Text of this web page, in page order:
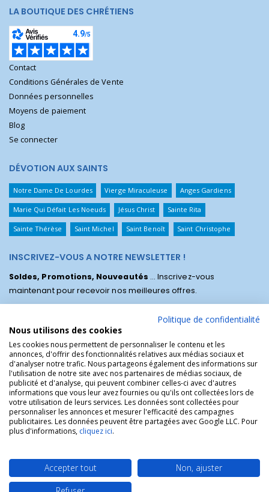
LA BOUTIQUE DES CHRÉTIENS
Contact
Conditions Générales de Vente
Données personnelles
Moyens de paiement
Blog
Se connecter
DÉVOTION AUX SAINTS
Notre Dame De Lourdes Vierge Miraculeuse Anges Gardiens
Marie Qui Défait Les Noeuds Jésus Christ Sainte Rita
Sainte Thérèse Saint Michel Saint Benoît Saint Christophe
INSCRIVEZ-VOUS A NOTRE NEWSLETTER !
Soldes, Promotions, Nouveautés ... Inscrivez-vous
maintenant pour recevoir nos meilleures offres.
La Boutique des Chrétiens © | La boutique religieuse chrétienne de
référence !.
Politique de confidentialité
Nous utilisons des cookies
Les cookies nous permettent de personnaliser le contenu et les
annonces, d'offrir des fonctionnalités relatives aux médias sociaux et
d'analyser notre trafic. Nous partageons également des informations sur
l'utilisation de notre site avec nos partenaires de médias sociaux, de
publicité et d'analyse, qui peuvent combiner celles-ci avec d'autres
informations que vous leur avez fournies ou qu'ils ont collectées lors de
votre utilisation de leurs services. Les données sont collectées pour
personnaliser les annonces et mesurer l'efficacité des campagnes
publicitaires. Les données peuvent être partagées avec Google LLC. Pour
plus d'informations, cliquez ici.
Accepter tout
Non, ajuster